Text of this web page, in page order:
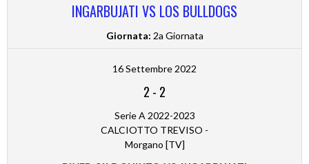
INGARBUJATI VS LOS BULLDOGS
Giornata: 2a Giornata
16 Settembre 2022
2 - 2
Serie A 2022-2023
CALCIOTTO TREVISO -
Morgano [TV]